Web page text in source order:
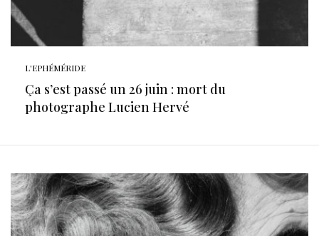
L'EPHÉMÉRIDE
Ça s’est passé un 26 juin : mort du
photographe Lucien Hervé